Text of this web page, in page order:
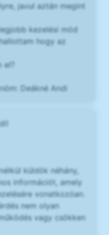
javul aztán megint
kezelési mód
hogy az
el?
Deákné Andi
küldök néhány,
információt, amely
vonatkozóan.
nem olyan
vagy csökken